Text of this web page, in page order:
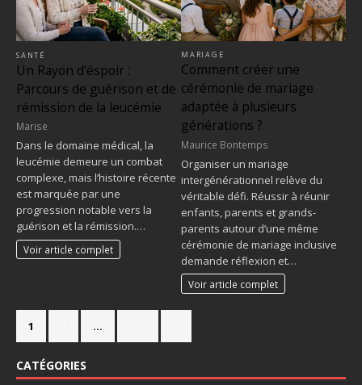
SANTÉ
Un Rayon d’éspoir :
Parcours de guérison et de
rémission de la leucémie
Marise
Dans le domaine médical, la
leucémie demeure un combat
complexe, mais l’histoire récente
est marquée par une
progression notable vers la
guérison et la rémission.…
Voir article complet
MARIAGE
Comment créer une
cérémonie de mariage
adaptée à plusieurs
générations ?
Maurice Bontemps
Organiser un mariage
intergénérationnel relève du
véritable défi. Réussir à réunir
enfants, parents et grands-
parents autour d’une même
cérémonie de mariage inclusive
demande réflexion et…
Voir article complet
1 …
CATÉGORIES